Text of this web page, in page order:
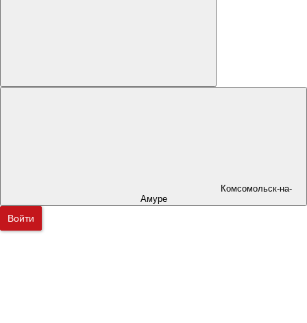
Комсомольск-на-
Амуре
Войти